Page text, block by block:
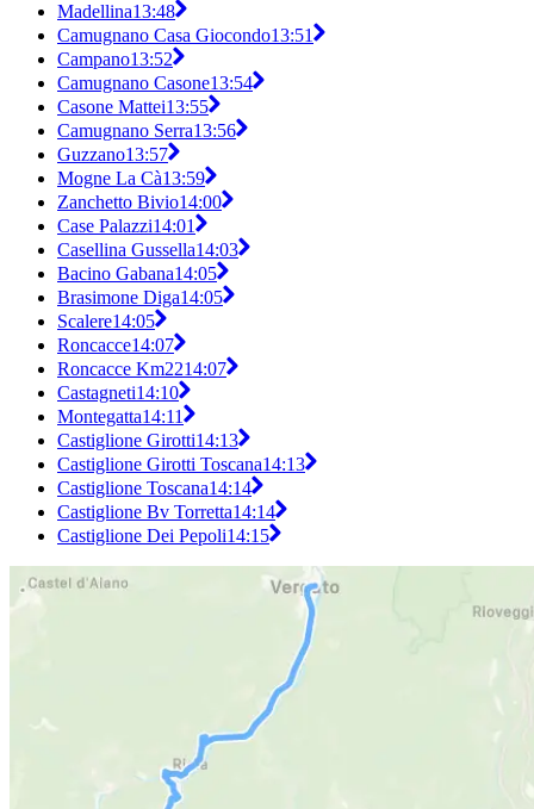
Madellina13:48
Camugnano Casa Giocondo13:51
Campano13:52
Camugnano Casone13:54
Casone Mattei13:55
Camugnano Serra13:56
Guzzano13:57
Mogne La Cà13:59
Zanchetto Bivio14:00
Case Palazzi14:01
Casellina Gussella14:03
Bacino Gabana14:05
Brasimone Diga14:05
Scalere14:05
Roncacce14:07
Roncacce Km2214:07
Castagneti14:10
Montegatta14:11
Castiglione Girotti14:13
Castiglione Girotti Toscana14:13
Castiglione Toscana14:14
Castiglione Bv Torretta14:14
Castiglione Dei Pepoli14:15